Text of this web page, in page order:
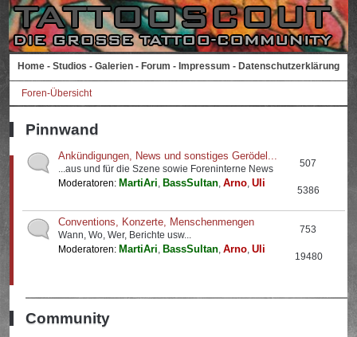
Home - Studios - Galerien - Forum - Impressum - Datenschutzerklärung
Foren-Übersicht
Pinnwand
Ankündigungen, News und sonstiges Gerödel...
...aus und für die Szene sowie Foreninterne News
Moderatoren: MartiAri, BassSultan,Arno,Uli
507
5386
Conventions, Konzerte, Menschenmengen
Wann, Wo, Wer, Berichte usw...
Moderatoren: MartiAri, BassSultan,Arno,Uli
753
19480
Community